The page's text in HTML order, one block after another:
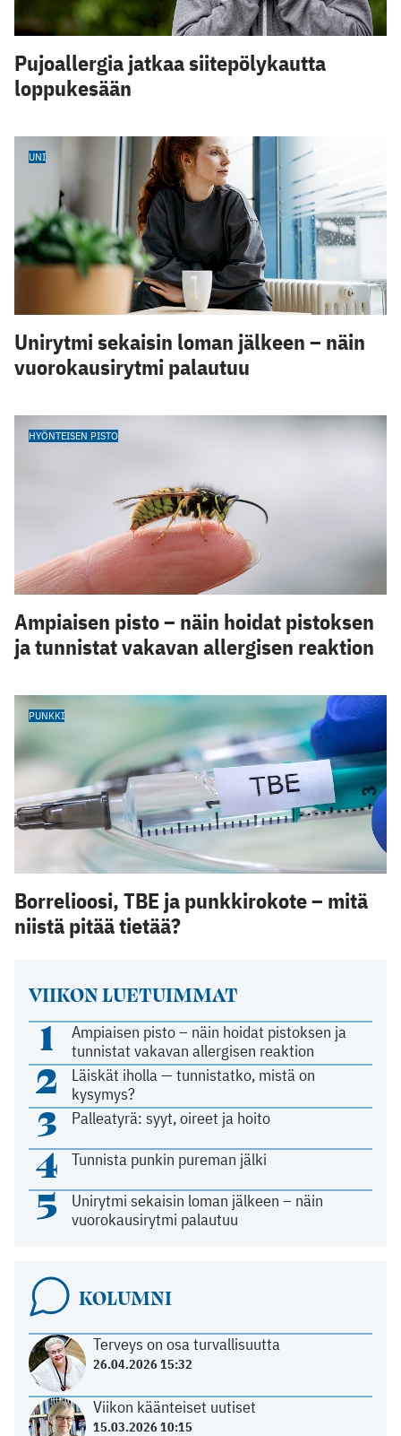
VIIKON LUETUIMMAT
1
Ampiaisen pisto – näin hoidat pistoksen ja
tunnistat vakavan allergisen reaktion
2
Läiskät iholla — tunnistatko, mistä on
kysymys?
3 Palleatyrä: syyt, oireet ja hoito
4 Tunnista punkin pureman jälki
5
Unirytmi sekaisin loman jälkeen – näin
vuorokausirytmi palautuu
KOLUMNI
Terveys on osa turvallisuutta
26.04.2026 15:32
Viikon käänteiset uutiset
15.03.2026 10:15
Pujoallergia jatkaa siitepölykautta
loppukesään
UNI
Unirytmi sekaisin loman jälkeen – näin
vuorokausirytmi palautuu
HYÖNTEISEN PISTO
Ampiaisen pisto – näin hoidat pistoksen
ja tunnistat vakavan allergisen reaktion
PUNKKI
Borrelioosi, TBE ja punkkirokote – mitä
niistä pitää tietää?